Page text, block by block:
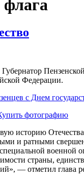
флага
Губернатор
Федерации.
фотографию
историю
и ратными
страны,
— отметил глава